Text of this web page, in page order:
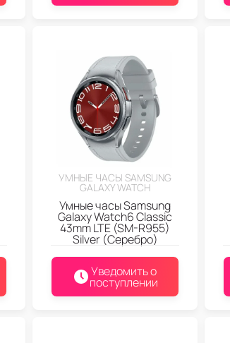
УМНЫЕ ЧАСЫ SAMSUNG
GALAXY WATCH
Умные часы Samsung
Galaxy Watch6 Classic
43mm LTE (SM-R955)
Silver (Серебро)
Уведомить о
поступлении